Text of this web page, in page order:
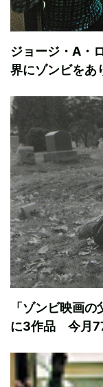
ジョージ・A・
界にゾンビをあ
「ゾンビ映画
に3作品 今月